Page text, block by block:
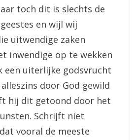
toch dit is slechts de
en wijl wij
uitwendige zaken
inwendige op te wekken
een uiterlijke godsvrucht
door God gewild
hij dit getoond door het
Schrijft niet
vooral de meeste